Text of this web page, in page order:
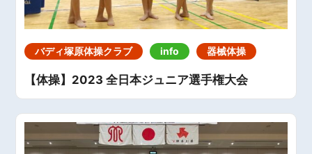
バディ塚原体操クラブ info 器械体操
【体操】2023 全日本ジュニア選手権大会